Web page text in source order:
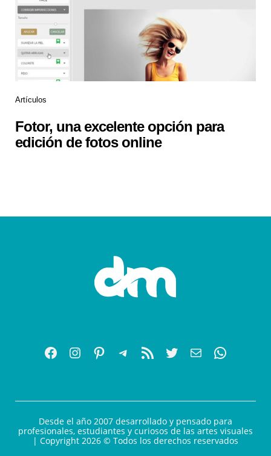
Artículos
Fotor, una excelente opción para
edición de fotos online
Desde el año 2007 desarrollado y pensado para
profesionales, estudiantes y curiosos de las artes visuales
| Copyright 2026 © Todos los derechos reservados